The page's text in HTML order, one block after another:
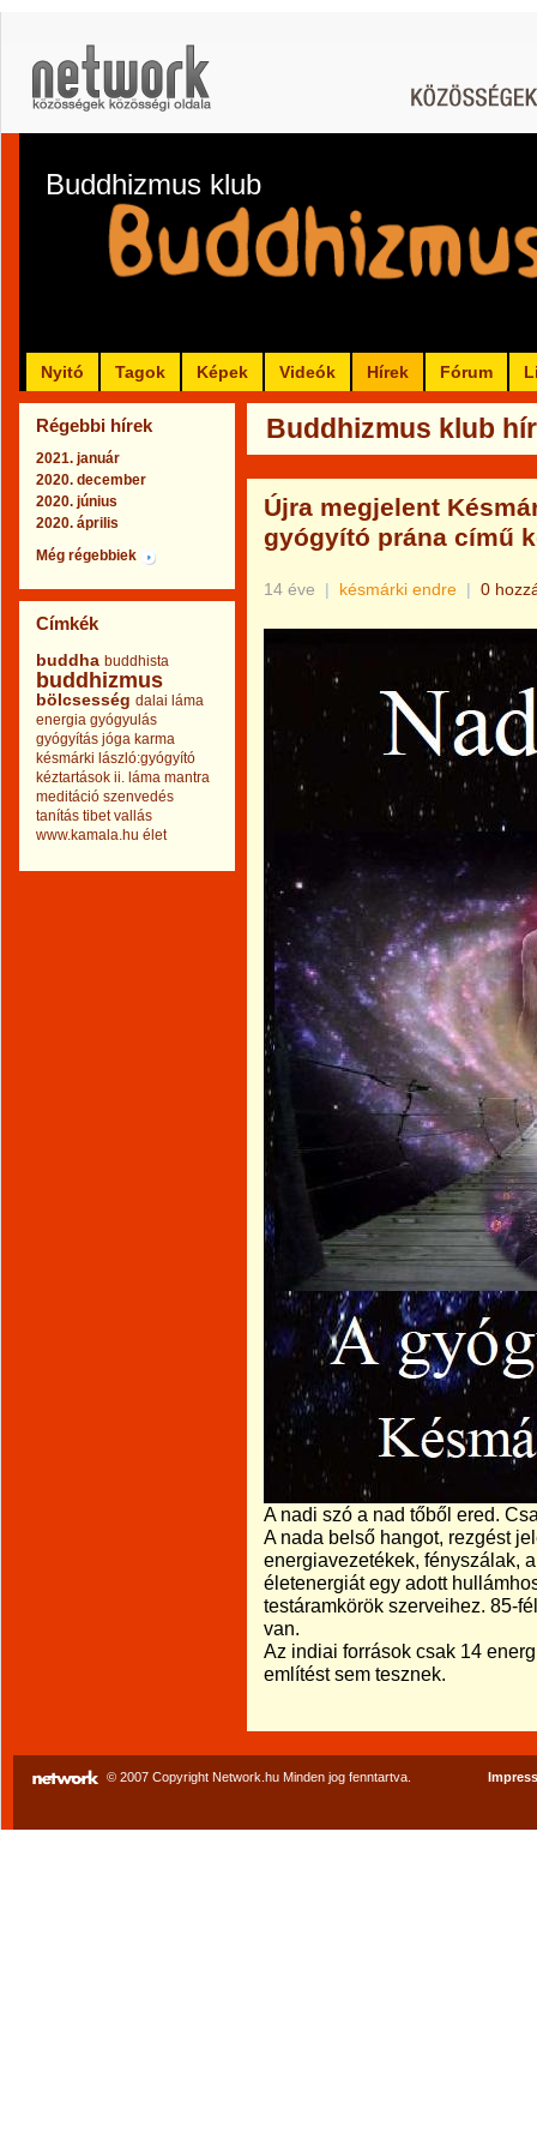
Buddhizmus klub
Nyitó Tagok Képek Videók Hírek Fórum
Régebbi hírek
2021. január
2020. december
2020. június
2020. április
Még régebbiek
Címkék
buddha buddhista
buddhizmus
bölcsesség dalai láma
energia gyógyulás
gyógyítás jóga karma
késmárki lászló:gyógyító
kéztartások ii. láma mantra
meditáció szenvedés
tanítás tibet vallás
www.kamala.hu élet
Buddhizmus klub
Újra megjelent
gyógyító prána című
14 éve | késmárki endre | 0
A nadi szó a nad tőből ered.
A nada belső hangot, rezgést
energiavezetékek, fényszálak,
életenergiát egy adott
testáramkörök szerveihez. 85-
van.
Az indiai források csak 14
említést sem tesznek.
© 2007 Copyright Network.hu Minden jog fenntartva.